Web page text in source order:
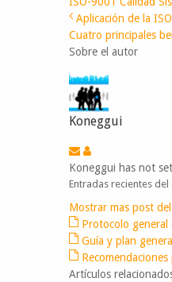
Aplicación de la
Cuatro principales
Sobre el autor
Koneggui
Koneggui has not
Entradas recientes
Mostrar mas post
Protocolo general
Guía y plan
Artículos